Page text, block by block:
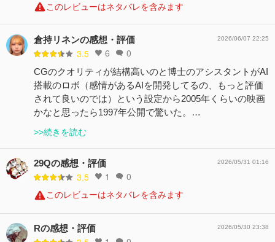
このレビューはネタバレを含みます
倉持リネンの感想・評価
3.5 6 0
2026/06/07 22:25
CGのクオリティが結構高いのと博士のアシスタントがAI
搭載のロボ（感情があるAIを開発してるの、もっと評価
されて良いのでは）という設定から2005年くらいの映画
かなと思ったら1997年公開で驚いた。…
>>続きを読む
29Qの感想・評価
3.5 1 0
2026/05/31 01:16
このレビューはネタバレを含みます
Rの感想・評価 2026/05/30 23:38